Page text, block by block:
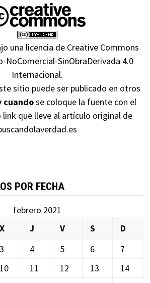
una licencia de Creative Commons
NoComercial-SinObraDerivada 4.0
Internacional.
sitio puede ser publicado en otros
cuandose coloque la fuente con el
link que lleve al artículo original de
POR FECHA
febrero 2021
X J V S
D
3 4 5 6
7
10 11 12 13
14